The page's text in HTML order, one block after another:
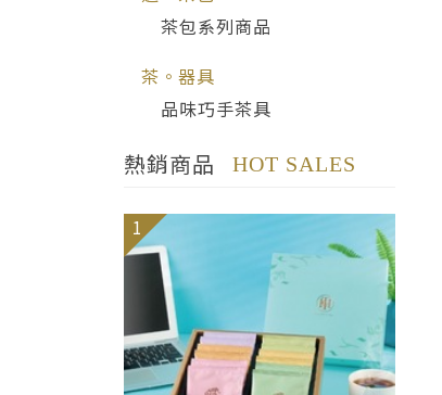
茶包系列商品
茶。器具
品味巧手茶具
熱銷商品 HOT SALES
1